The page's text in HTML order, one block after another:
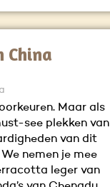
China
Maar als
see plekken van
van dit
nemen je mee
leger van